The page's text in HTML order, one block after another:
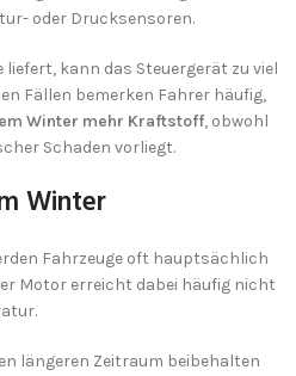
oder Drucksensoren.
kann das Steuergerät zu viel
Fällen bemerken Fahrer häufig,
Winter mehr Kraftstoff, obwohl
Schaden vorliegt.
Winter
Fahrzeuge oft hauptsächlich
Motor erreicht dabei häufig nicht
längeren Zeitraum beibehalten